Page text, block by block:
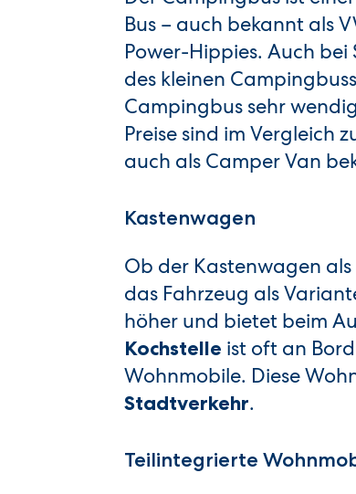
Bus – auch bekannt als
Power-Hippies. Auch
des kleinen
Campingbus sehr
Preise sind im Vergleich
auch als Camper Van
Kastenwagen
Ob der Kastenwagen
das Fahrzeug als
höher und bietet beim
Kochstelle ist oft an
Wohnmobile. Diese
Stadtverkehr.
Teilintegrierte